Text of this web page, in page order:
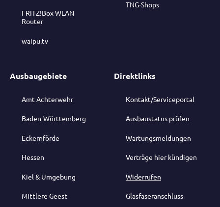
FRITZ!Box WLAN
Router
waipu.tv
TNG-Shops
Ausbaugebiete
Amt Achterwehr
Baden-Württemberg
Eckernförde
Hessen
Kiel & Umgebung
Mittlere Geest
Direktlinks
Kontakt/Serviceportal
Ausbaustatus prüfen
Wartungsmeldungen
Verträge hier kündigen
Widerrufen
Glasfaseranschluss